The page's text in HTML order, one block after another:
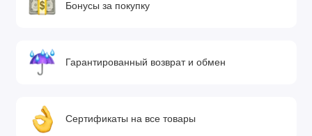
Бонусы за покупку
Гарантированный возврат и обмен
Сертификаты на все товары